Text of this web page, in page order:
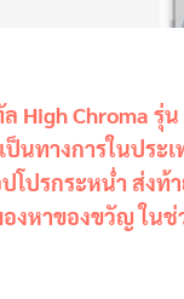
Chroma รุ่น
ป็นทางการในประ
ปโปรกระหน่ำ ส่ง
งหาของขวัญ ในช่